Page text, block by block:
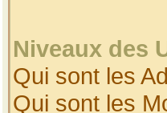
Niveaux des
Qui sont les
Qui sont les